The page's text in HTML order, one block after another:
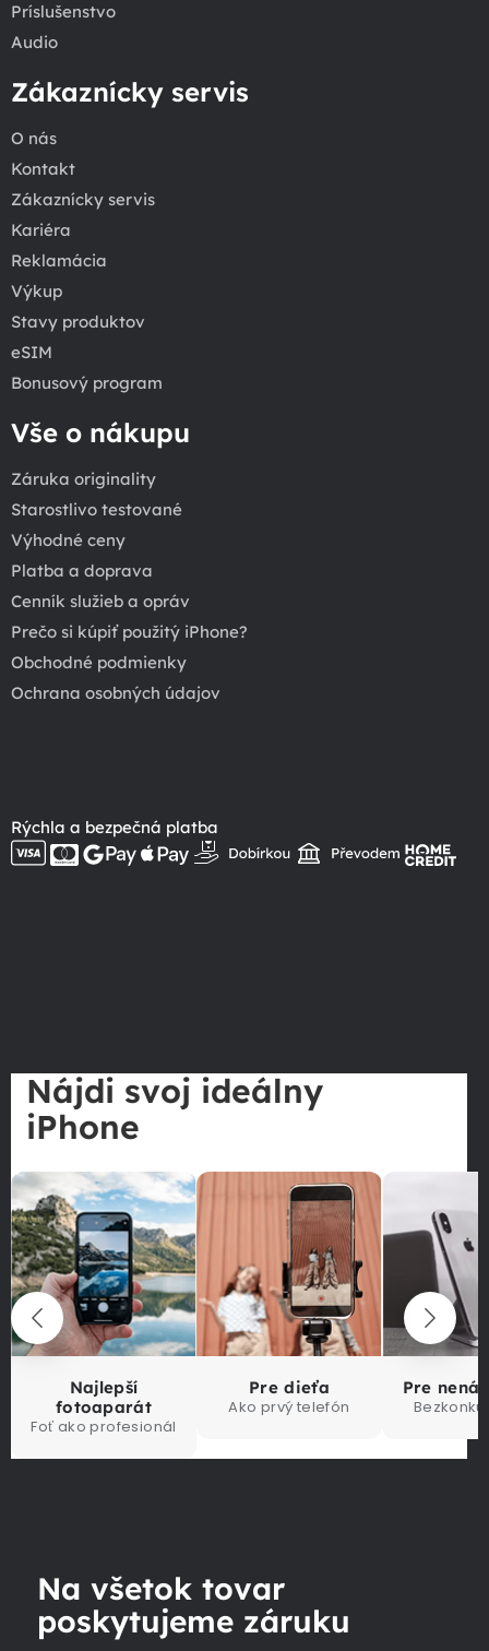
Príslušenstvo
Audio
Zákaznícky servis
O nás
Kontakt
Zákaznícky servis
Kariéra
Reklamácia
Výkup
Stavy produktov
eSIM
Bonusový program
Vše o nákupu
Záruka originality
Starostlivo testované
Výhodné ceny
Platba a doprava
Cenník služieb a opráv
Prečo si kúpiť použitý iPhone?
Obchodné podmienky
Ochrana osobných údajov
Rýchla a bezpečná platba
Nájdi svoj ideálny
iPhone
Najlepší
fotoaparát
Foť ako profesionál
Pre dieťa
Ako prvý telefón
Pre
Na všetok tovar
poskytujeme záruku